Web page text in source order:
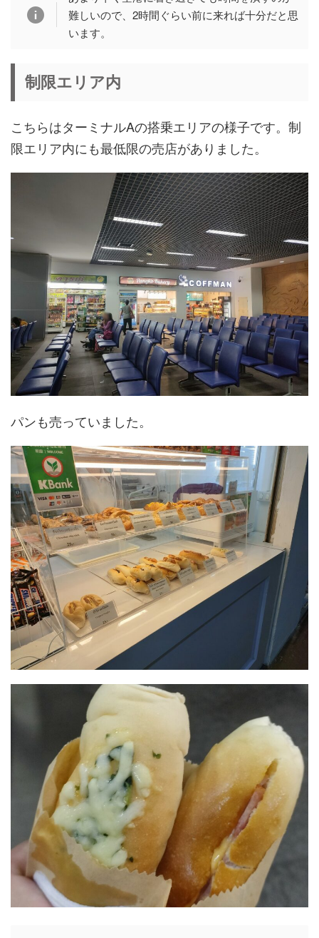
難しいので、2時間ぐらい前に来れば十分だと思
います。
制限エリア内
こちらはターミナルAの搭乗エリアの様子です。制
限エリア内にも最低限の売店がありました。
パンも売っていました。